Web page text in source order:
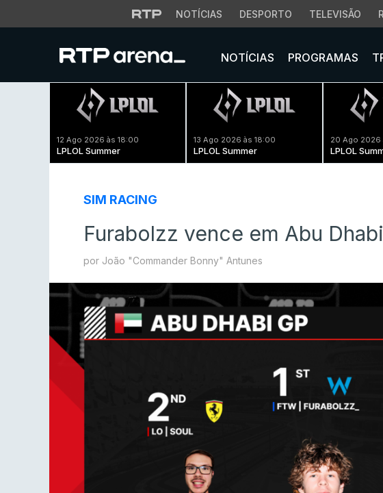
NOTÍCIAS DESPORTO TELEVISÃO
NOTÍCIAS PROGRAMAS
12 Ago 2026 às 18:00
LPLOL Summer
13 Ago 2026 às 18:00
LPLOL Summer
20 Ago 2026
LPLOL
SIM RACING
Furabolzz vence em Abu
por João "Commander Bonny" Antunes